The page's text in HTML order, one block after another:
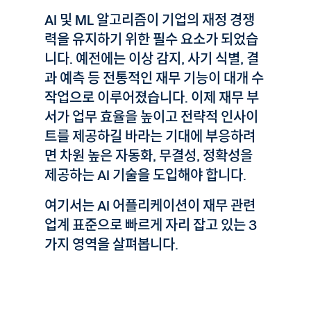
AI 및 ML 알고리즘이 기업의 재정 경쟁
력을 유지하기 위한 필수 요소가 되었습
니다. 예전에는 이상 감지, 사기 식별, 결
과 예측 등 전통적인 재무 기능이 대개 수
작업으로 이루어졌습니다. 이제 재무 부
서가 업무 효율을 높이고 전략적 인사이
트를 제공하길 바라는 기대에 부응하려
면 차원 높은 자동화, 무결성, 정확성을
제공하는 AI 기술을 도입해야 합니다.
여기서는 AI 어플리케이션이 재무 관련
업계 표준으로 빠르게 자리 잡고 있는 3
가지 영역을 살펴봅니다.